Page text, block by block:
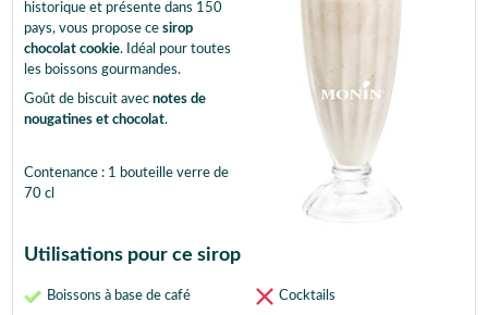
historique et présente dans 150
pays, vous propose ce sirop
chocolat cookie. Idéal pour toutes
les boissons gourmandes.
Goût de biscuit avec notes de
nougatines et chocolat.
Contenance : 1 bouteille verre de
70 cl
Utilisations pour ce sirop
Boissons à base de café Cocktails